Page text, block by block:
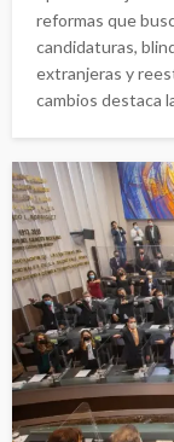
reformas que
candidaturas,
extranjeras y
cambios destaca